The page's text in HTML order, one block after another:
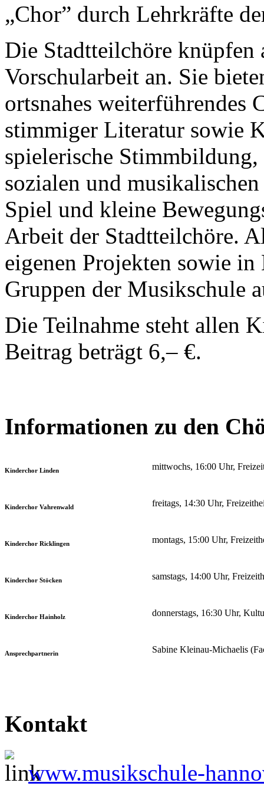
„Chor” durch Lehrkräfte
Die Stadtteilchöre knüpfen
Vorschularbeit an. Sie
ortsnahes weiterführendes
stimmiger Literatur sowie
spielerische
sozialen und
Spiel und kleine
Arbeit der Stadtteilchöre.
eigenen Projekten sowie
Gruppen der Musikschule
Die Teilnahme steht allen
Beitrag beträgt 6,– €.
Informationen zu den
Kinderchor Linden mittwochs, 16:00 Uhr,
Kinderchor Vahrenwald freitags, 14:30 Uhr,
Kinderchor Ricklingen montags, 15:00 Uhr,
Kinderchor Stöcken samstags, 14:00 Uhr,
Kinderchor Hainholz donnerstags, 16:30 Uhr,
Ansprechpartnerin Sabine Kleinau-Michaelis
Kontakt
www.musikschule-